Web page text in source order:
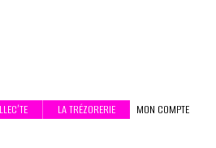
LA TRÉZORERIE MON COMPTE